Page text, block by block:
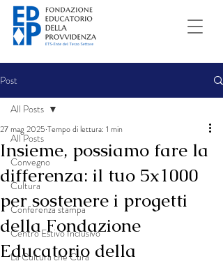
Post
All Posts
Convegno
Cultura
Conferenza stampa
Centro Estivo Inclusivo
La Cultura che Cura
All Posts
Insieme, possiamo fare la
differenza: il tuo 5x1000
per sostenere i progetti
della Fondazione
Educatorio della
27 mag 2025 Tempo di lettura: 1 min